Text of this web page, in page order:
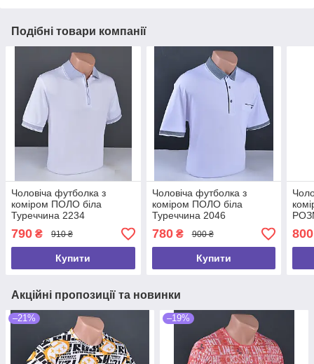
Подібні товари компанії
Чоловіча футболка з
коміром ПОЛО біла
Туреччина 2234
790 ₴ 910 ₴
Купити
Чоловіча футболка з
коміром ПОЛО біла
Туреччина 2046
780₴ 900 ₴
Купити
800
Акційні пропозиції та новинки
–21% –19%